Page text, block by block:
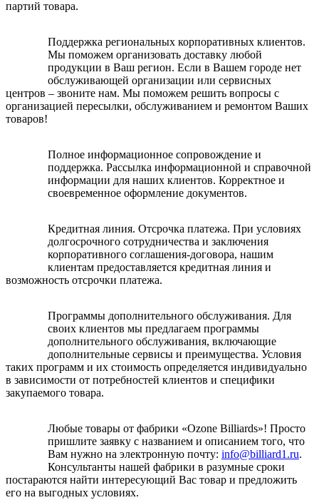
партий товара.
Поддержка региональных корпоративных клиентов.
Мы поможем организовать доставку любой
продукции в Ваш регион. Если в Вашем городе нет
обслуживающей организации или сервисных
центров – звоните нам. Мы поможем решить вопросы с
организацией пересылки, обслуживанием и ремонтом Ваших
товаров!
Полное информационное сопровождение и
поддержка. Рассылка информационной и справочной
информации для наших клиентов. Корректное и
своевременное оформление документов.
Кредитная линия. Отсрочка платежа. При условиях
долгосрочного сотрудничества и заключения
корпоративного соглашения-договора, нашим
клиентам предоставляется кредитная линия и
возможность отсрочки платежа.
Программы дополнительного обслуживания. Для
своих клиентов мы предлагаем программы
дополнительного обслуживания, включающие
дополнительные сервисы и преимущества. Условия
таких программ и их стоимость определяется индивидуально
в зависимости от потребностей клиентов и специфики
закупаемого товара.
Любые товары от фабрики «Ozone Billiards»! Просто
пришлите заявку с названием и описанием того, что
Вам нужно на электронную почту: info@billiard1.ru.
Консультанты нашей фабрики в разумные сроки
постараются найти интересующий Вас товар и предложить
его на выгодных условиях.